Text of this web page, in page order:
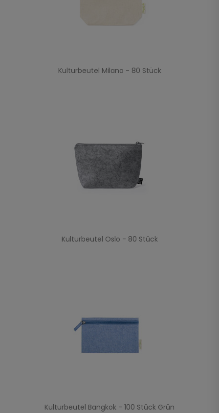
Kulturbeutel Milano - 80 Stück
Kulturbeutel Oslo - 80 Stück
Kulturbeutel Bangkok - 100 Stück Grün